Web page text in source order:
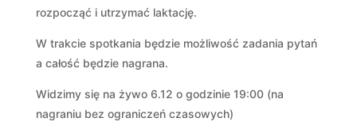
rozpocząć i utrzymać laktację.
W trakcie spotkania będzie możliwość zadania pytań
a całość będzie nagrana.
Widzimy się na żywo 6.12 o godzinie 19:00 (na
nagraniu bez ograniczeń czasowych)